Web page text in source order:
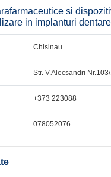
si
in implanturi
Chisinau
Str. V.Alecsandri
+373 223088
078052076